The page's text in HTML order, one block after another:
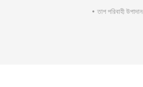
তাপ পরিবাহী উপাদান